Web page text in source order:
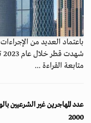
باعتماد العديد من
شهدت قطر خلال عام 2023 تحركات حثيثة لنشر التوعية بشأن...
متابعة القراءة ...
عدد المهاجرين غير الشرعيين
2000